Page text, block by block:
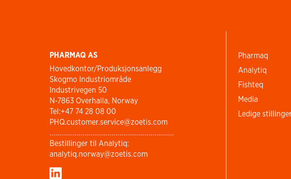
PHARMAQ AS
Hovedkontor/Produksjonsanlegg
Skogmo Industriområde
Industrivegen 50
N-7863 Overhalla, Norway
Tel:+47 74 28 08 00
PHQ.customer.service@zoetis.com
................................................................
Bestillinger til Analytiq:
analytiq.norway@zoetis.com
Pharmaq
Analytiq
Fishteq
Media
Ledige